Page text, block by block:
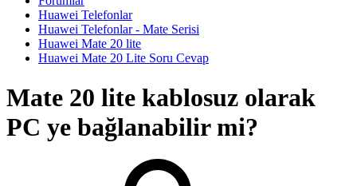
Huawei Telefonlar
Huawei Telefonlar - Mate Serisi
Huawei Mate 20 lite
Huawei Mate 20 Lite Soru Cevap
Mate 20 lite kablosuz olarak
PC ye bağlanabilir mi?